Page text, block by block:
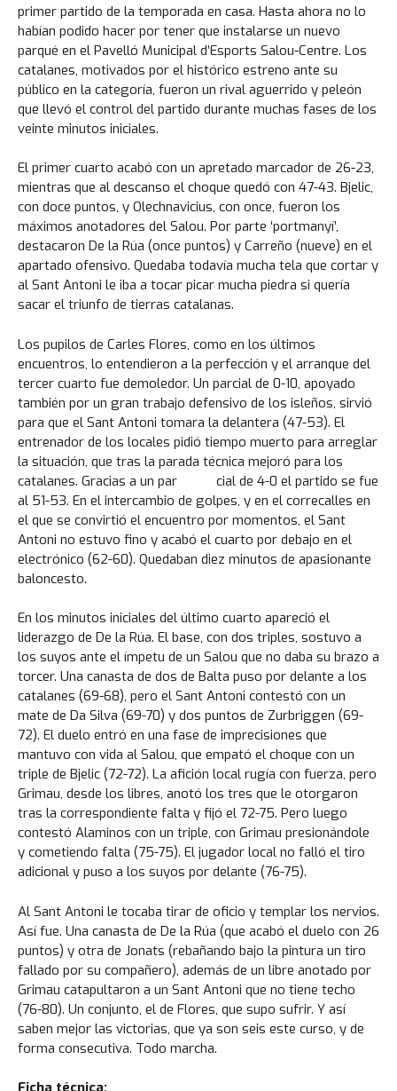
primer partido de la temporada en casa. Hasta ahora no lo
habían podido hacer por tener que instalarse un nuevo
parqué en el Pavelló Municipal d’Esports Salou-Centre. Los
catalanes, motivados por el histórico estreno ante su
público en la categoría, fueron un rival aguerrido y peleón
que llevó el control del partido durante muchas fases de los
veinte minutos iniciales.
El primer cuarto acabó con un apretado marcador de 26-23,
mientras que al descanso el choque quedó con 47-43. Bjelic,
con doce puntos, y Olechnavicius, con once, fueron los
máximos anotadores del Salou. Por parte ‘portmanyí’,
destacaron De la Rúa (once puntos) y Carreño (nueve) en el
apartado ofensivo. Quedaba todavía mucha tela que cortar y
al Sant Antoni le iba a tocar picar mucha piedra si quería
sacar el triunfo de tierras catalanas.
Los pupilos de Carles Flores, como en los últimos
encuentros, lo entendieron a la perfección y el arranque del
tercer cuarto fue demoledor. Un parcial de 0-10, apoyado
también por un gran trabajo defensivo de los isleños, sirvió
para que el Sant Antoni tomara la delantera (47-53). El
entrenador de los locales pidió tiempo muerto para arreglar
la situación, que tras la parada técnica mejoró para los
catalanes. Gracias a un par cial de 4-0 el partido se fue
al 51-53. En el intercambio de golpes, y en el correcalles en
el que se convirtió el encuentro por momentos, el Sant
Antoni no estuvo fino y acabó el cuarto por debajo en el
electrónico (62-60). Quedaban diez minutos de apasionante
baloncesto.
En los minutos iniciales del último cuarto apareció el
liderazgo de De la Rúa. El base, con dos triples, sostuvo a
los suyos ante el ímpetu de un Salou que no daba su brazo a
torcer. Una canasta de dos de Balta puso por delante a los
catalanes (69-68), pero el Sant Antoni contestó con un
mate de Da Silva (69-70) y dos puntos de Zurbriggen (69-
72). El duelo entró en una fase de imprecisiones que
mantuvo con vida al Salou, que empató el choque con un
triple de Bjelic (72-72). La afición local rugía con fuerza, pero
Grimau, desde los libres, anotó los tres que le otorgaron
tras la correspondiente falta y fijó el 72-75. Pero luego
contestó Alaminos con un triple, con Grimau presionándole
y cometiendo falta (75-75). El jugador local no falló el tiro
adicional y puso a los suyos por delante (76-75).
Al Sant Antoni le tocaba tirar de oficio y templar los nervios.
Así fue. Una canasta de De la Rúa (que acabó el duelo con 26
puntos) y otra de Jonats (rebañando bajo la pintura un tiro
fallado por su compañero), además de un libre anotado por
Grimau catapultaron a un Sant Antoni que no tiene techo
(76-80). Un conjunto, el de Flores, que supo sufrir. Y así
saben mejor las victorias, que ya son seis este curso, y de
forma consecutiva. Todo marcha.
Ficha técnica: